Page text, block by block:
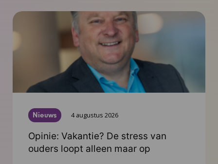
Nieuws 4 augustus 2026
Opinie: Vakantie? De stress van
ouders loopt alleen maar op